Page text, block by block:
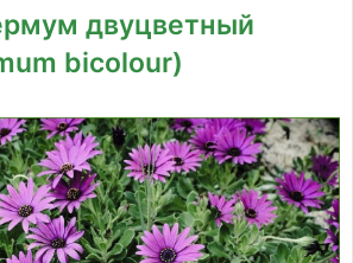
двуцветный
bicolour)